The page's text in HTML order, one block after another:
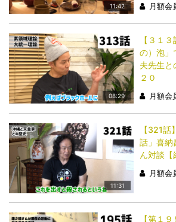
11:42 月額会
08:29
【３１
の）泡」
夫先生と
２０
月額会
11:31
【321
話」喜納
ん対談
月額会
【第１